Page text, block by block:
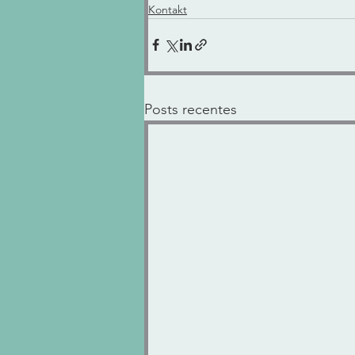
Kontakt
Posts recentes